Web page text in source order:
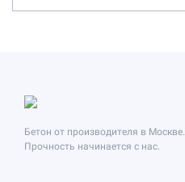
Бетон от производителя в Москве.
Прочность начинается с нас.